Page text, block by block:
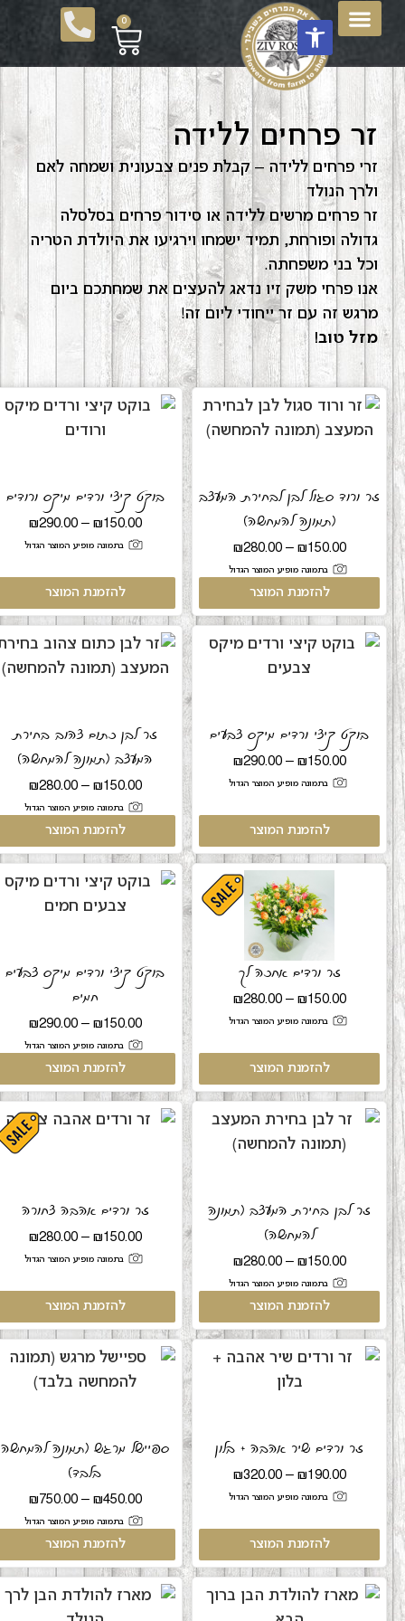
פתח סרגל נגישות 0
זר פרחים ללידה
זרי פרחים ללידה – קבלת פנים צבעונית ושמחה לאם
ולרך הנולד
זר פרחים מרשים ללידה או סידור פרחים בסלסלה
גדולה ופורחת, תמיד ישמחו וירגיעו את היולדת הטריה
וכל בני משפחתה.
אנו פרחי משק זיו נדאג להעצים את שמחתכם ביום
מרגש זה עם זר ייחודי ליום זה!
מזל טוב!
זר ורוד סגול לבן לבחירת המעצב
(תמונה להמחשה)
₪150.00
–
₪280.00
בתמונה מופיע המוצר הגדול
להזמנת המוצר
בוקט קיצי ורדים מיקס ורודים
₪150.00
–
₪290.00
בתמונה מופיע המוצר הגדול
להזמנת המוצר
בוקט קיצי ורדים מיקס צבעים
₪150.00
–
₪290.00
בתמונה מופיע המוצר הגדול
להזמנת המוצר
זר לבן כתום צהוב בחירת
המעצב (תמונה להמחשה)
₪150.00
–
₪280.00
בתמונה מופיע המוצר הגדול
להזמנת המוצר
זר ורדים אחכה לך
₪150.00
–
₪280.00
בתמונה מופיע המוצר הגדול
להזמנת המוצר
בוקט קיצי ורדים מיקס צבעים
חמים
₪150.00
–
₪290.00
בתמונה מופיע המוצר הגדול
להזמנת המוצר
זר לבן בחירת המעצב (תמונה
להמחשה)
₪150.00
–
₪280.00
בתמונה מופיע המוצר הגדול
להזמנת המוצר
זר ורדים אהבה צחורה
₪150.00
–
₪280.00
בתמונה מופיע המוצר הגדול
להזמנת המוצר
זר ורדים שיר אהבה + בלון
₪190.00
–
₪320.00
בתמונה מופיע המוצר הגדול
להזמנת המוצר
ספיישל מרגש (תמונה להמחשה
בלבד)
₪450.00
–
₪750.00
בתמונה מופיע המוצר הגדול
להזמנת המוצר